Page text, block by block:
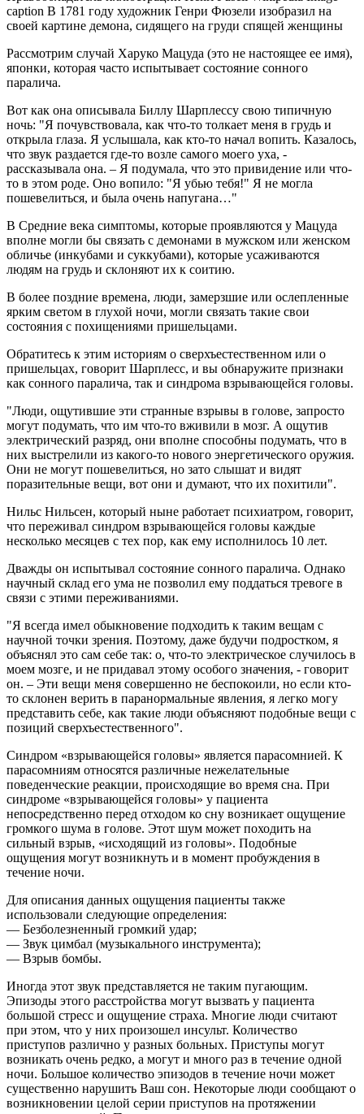
caption В 1781 году художник Генри Фюзели изобразил на
своей картине демона, сидящего на груди спящей женщины
Рассмотрим случай Харуко Мацуда (это не настоящее ее имя),
японки, которая часто испытывает состояние сонного
паралича.
Вот как она описывала Биллу Шарплессу свою типичную
ночь: "Я почувствовала, как что-то толкает меня в грудь и
открыла глаза. Я услышала, как кто-то начал вопить. Казалось,
что звук раздается где-то возле самого моего уха, -
рассказывала она. – Я подумала, что это привидение или что-
то в этом роде. Оно вопило: "Я убью тебя!" Я не могла
пошевелиться, и была очень напугана…"
В Средние века симптомы, которые проявляются у Мацуда
вполне могли бы связать с демонами в мужском или женском
обличье (инкубами и суккубами), которые усаживаются
людям на грудь и склоняют их к соитию.
В более поздние времена, люди, замерзшие или ослепленные
ярким светом в глухой ночи, могли связать такие свои
состояния с похищениями пришельцами.
Обратитесь к этим историям о сверхъестественном или о
пришельцах, говорит Шарплесс, и вы обнаружите признаки
как сонного паралича, так и синдрома взрывающейся головы.
"Люди, ощутившие эти странные взрывы в голове, запросто
могут подумать, что им что-то вживили в мозг. А ощутив
электрический разряд, они вполне способны подумать, что в
них выстрелили из какого-то нового энергетического оружия.
Они не могут пошевелиться, но зато слышат и видят
поразительные вещи, вот они и думают, что их похитили".
Нильс Нильсен, который ныне работает психиатром, говорит,
что переживал синдром взрывающейся головы каждые
несколько месяцев с тех пор, как ему исполнилось 10 лет.
Дважды он испытывал состояние сонного паралича. Однако
научный склад его ума не позволил ему поддаться тревоге в
связи с этими переживаниями.
"Я всегда имел обыкновение подходить к таким вещам с
научной точки зрения. Поэтому, даже будучи подростком, я
объяснял это сам себе так: о, что-то электрическое случилось в
моем мозге, и не придавал этому особого значения, - говорит
он. – Эти вещи меня совершенно не беспокоили, но если кто-
то склонен верить в паранормальные явления, я легко могу
представить себе, как такие люди объясняют подобные вещи с
позиций сверхъестественного".
Синдром «взрывающейся головы» является парасомнией. К
парасомниям относятся различные нежелательные
поведенческие реакции, происходящие во время сна. При
синдроме «взрывающейся головы» у пациента
непосредственно перед отходом ко сну возникает ощущение
громкого шума в голове. Этот шум может походить на
сильный взрыв, «исходящий из головы». Подобные
ощущения могут возникнуть и в момент пробуждения в
течение ночи.
Для описания данных ощущения пациенты также
использовали следующие определения:
— Безболезненный громкий удар;
— Звук цимбал (музыкального инструмента);
— Взрыв бомбы.
Иногда этот звук представляется не таким пугающим.
Эпизоды этого расстройства могут вызвать у пациента
большой стресс и ощущение страха. Многие люди считают
при этом, что у них произошел инсульт. Количество
приступов различно у разных больных. Приступы могут
возникать очень редко, а могут и много раз в течение одной
ночи. Большое количество эпизодов в течение ночи может
существенно нарушить Ваш сон. Некоторые люди сообщают о
возникновении целой серии приступов на протяжении